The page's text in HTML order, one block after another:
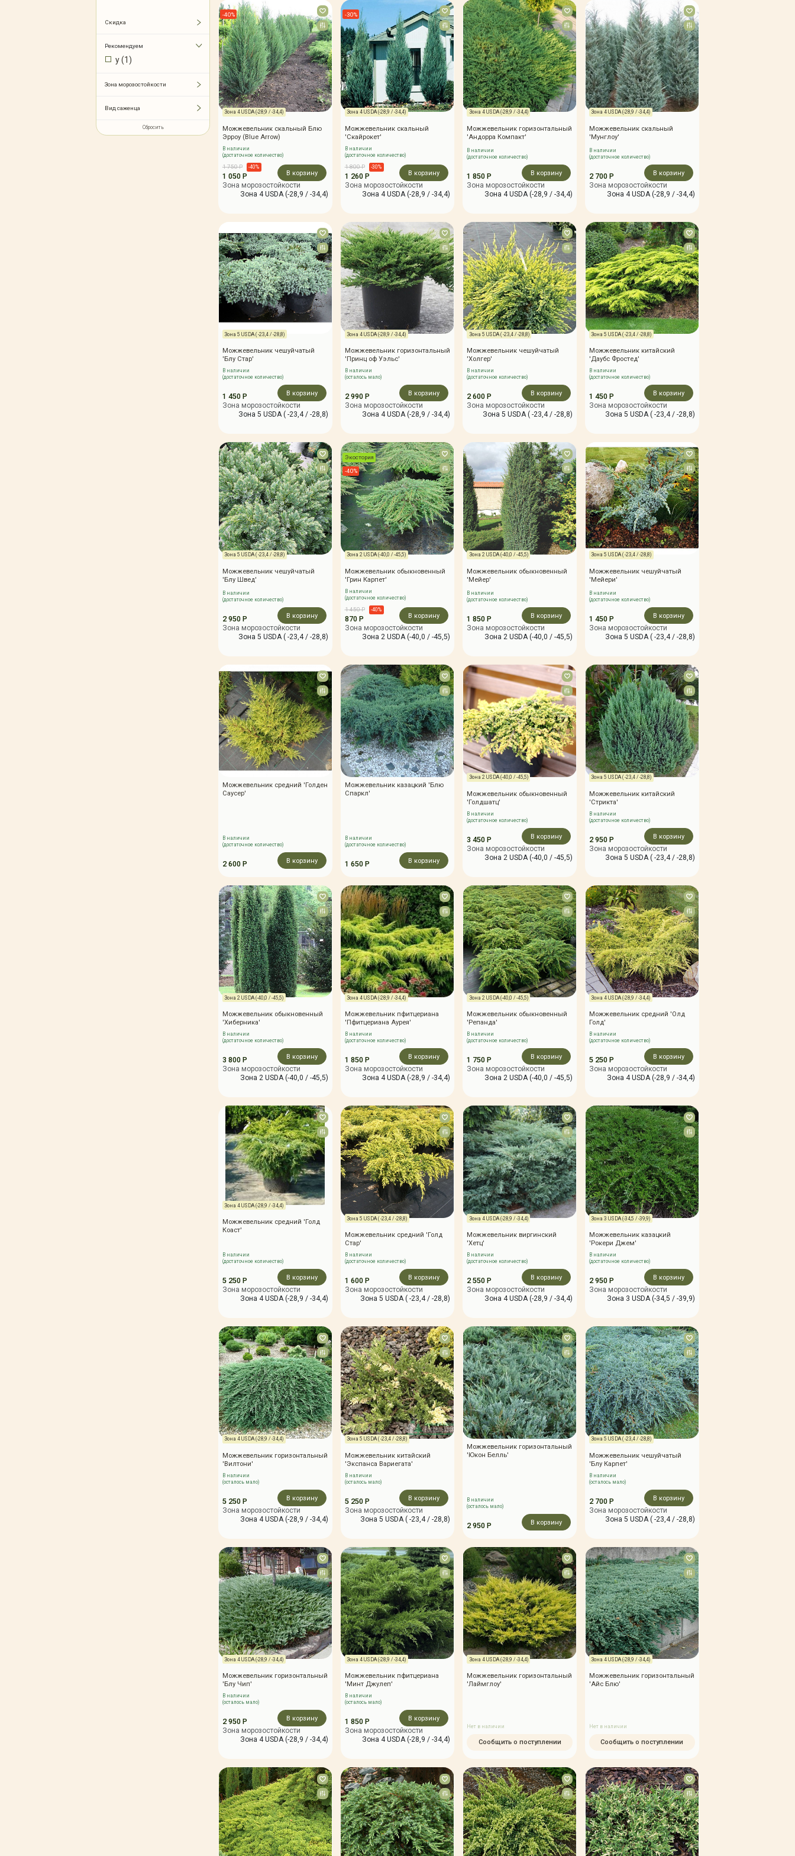
Консультации специалистов
Полезная литература
Системы скидок, программы
лояльности
Полезные советы
Скидка
Рекомендуем
y(1)
Зона морозостойкости
Вид саженца
Сбросить
-40%
Зона 4 USDA (-28,9 / -34,4)
Можжевельник скальный Блю
Эрроу (Blue Arrow)
В наличии
(достаточное количество)
1 750 Р -40%
1 050 Р В корзину
Зона морозостойкости
Зона 4 USDA (-28,9 / -34,4)
-30%
Зона 4 USDA (-28,9 / -34,4)
Можжевельник скальный
'Скайрокет'
В наличии
(достаточное количество)
1 800 Р -30%
1 260 Р В корзину
Зона морозостойкости
Зона 4 USDA (-28,9 / -34,4)
Зона 4 USDA (-28,9 / -34,4)
Можжевельник горизонтальный
'Андорра Компакт'
В наличии
(достаточное количество)
1 850 Р В корзину
Зона морозостойкости
Зона 4 USDA (-28,9 / -34,4)
Зона 4 USDA (-28,9 / -34,4)
Можжевельник скальный
'Мунглоу'
В наличии
(достаточное количество)
2 700 Р В корзину
Зона морозостойкости
Зона 4 USDA (-28,9 / -34,4)
Зона 5 USDA ( -23,4 / -28,8)
Можжевельник чешуйчатый
'Блу Стар'
В наличии
(достаточное количество)
1 450 Р В корзину
Зона морозостойкости
Зона 5 USDA ( -23,4 / -28,8)
Зона 4 USDA (-28,9 / -34,4)
Можжевельник горизонтальный
'Принц оф Уэльс'
В наличии
(осталось мало)
2 990 Р В корзину
Зона морозостойкости
Зона 4 USDA (-28,9 / -34,4)
Зона 5 USDA ( -23,4 / -28,8)
Можжевельник чешуйчатый
'Холгер'
В наличии
(достаточное количество)
2 600 Р В корзину
Зона морозостойкости
Зона 5 USDA ( -23,4 / -28,8)
Зона 5 USDA ( -23,4 / -28,8)
Можжевельник китайский
'Даубс Фростед'
В наличии
(достаточное количество)
1 450 Р В корзину
Зона морозостойкости
Зона 5 USDA ( -23,4 / -28,8)
Зона 5 USDA ( -23,4 / -28,8)
Можжевельник чешуйчатый
'Блу Швед'
В наличии
(достаточное количество)
2 950 Р В корзину
Зона морозостойкости
Зона 5 USDA ( -23,4 / -28,8)
Экостория
-40%
Зона 2 USDA (-40,0 / -45,5)
Можжевельник обыкновенный
'Грин Карпет'
В наличии
(достаточное количество)
1 450 Р -40%
870 Р В корзину
Зона морозостойкости
Зона 2 USDA (-40,0 / -45,5)
Зона 2 USDA (-40,0 / -45,5)
Можжевельник обыкновенный
'Мейер'
В наличии
(достаточное количество)
1 850 Р В корзину
Зона морозостойкости
Зона 2 USDA (-40,0 / -45,5)
Зона 5 USDA ( -23,4 / -28,8)
Можжевельник чешуйчатый
'Мейери'
В наличии
(достаточное количество)
1 450 Р В корзину
Зона морозостойкости
Зона 5 USDA ( -23,4 / -28,8)
Можжевельник средний 'Голден
Саусер'
В наличии
(достаточное количество)
2 600 Р В корзину
Можжевельник казацкий 'Блю
Спаркл'
В наличии
(достаточное количество)
1 650 Р В корзину
Зона 2 USDA (-40,0 / -45,5)
Можжевельник обыкновенный
'Голдшатц'
В наличии
(достаточное количество)
3 450 Р В корзину
Зона морозостойкости
Зона 2 USDA (-40,0 / -45,5)
Зона 5 USDA ( -23,4 / -28,8)
Можжевельник китайский
'Стрикта'
В наличии
(достаточное количество)
2 950 Р В корзину
Зона морозостойкости
Зона 5 USDA ( -23,4 / -28,8)
Зона 2 USDA (-40,0 / -45,5)
Можжевельник обыкновенный
'Хиберника'
В наличии
(достаточное количество)
3 800 Р В корзину
Зона морозостойкости
Зона 2 USDA (-40,0 / -45,5)
Зона 4 USDA (-28,9 / -34,4)
Можжевельник пфитцериана
'Пфитцериана Аурея'
В наличии
(достаточное количество)
1 850 Р В корзину
Зона морозостойкости
Зона 4 USDA (-28,9 / -34,4)
Зона 2 USDA (-40,0 / -45,5)
Можжевельник обыкновенный
'Репанда'
В наличии
(достаточное количество)
1 750 Р В корзину
Зона морозостойкости
Зона 2 USDA (-40,0 / -45,5)
Зона 4 USDA (-28,9 / -34,4)
Можжевельник средний 'Олд
Голд'
В наличии
(достаточное количество)
5 250 Р В корзину
Зона морозостойкости
Зона 4 USDA (-28,9 / -34,4)
Зона 4 USDA (-28,9 / -34,4)
Можжевельник средний 'Голд
Коаст'
В наличии
(достаточное количество)
5 250 Р В корзину
Зона морозостойкости
Зона 4 USDA (-28,9 / -34,4)
Зона 5 USDA ( -23,4 / -28,8)
Можжевельник средний 'Голд
Стар'
В наличии
(достаточное количество)
1 600 Р В корзину
Зона морозостойкости
Зона 5 USDA ( -23,4 / -28,8)
Зона 4 USDA (-28,9 / -34,4)
Можжевельник виргинский
'Хетц'
В наличии
(достаточное количество)
2 550 Р В корзину
Зона морозостойкости
Зона 4 USDA (-28,9 / -34,4)
Зона 3 USDA (-34,5 / -39,9)
Можжевельник казацкий
'Рокери Джем'
В наличии
(достаточное количество)
2 950 Р В корзину
Зона морозостойкости
Зона 3 USDA (-34,5 / -39,9)
Зона 4 USDA (-28,9 / -34,4)
Можжевельник горизонтальный
'Вилтони'
В наличии
(осталось мало)
5 250 Р В корзину
Зона морозостойкости
Зона 4 USDA (-28,9 / -34,4)
Зона 5 USDA ( -23,4 / -28,8)
Можжевельник китайский
'Экспанса Вариегата'
В наличии
(осталось мало)
5 250 Р В корзину
Зона морозостойкости
Зона 5 USDA ( -23,4 / -28,8)
Можжевельник горизонтальный
'Юкон Белль'
В наличии
(осталось мало)
2 950 Р В корзину
Зона 5 USDA ( -23,4 / -28,8)
Можжевельник чешуйчатый
'Блу Карпет'
В наличии
(осталось мало)
2 700 Р В корзину
Зона морозостойкости
Зона 5 USDA ( -23,4 / -28,8)
Зона 4 USDA (-28,9 / -34,4)
Можжевельник горизонтальный
'Блу Чип'
В наличии
(осталось мало)
2 950 Р В корзину
Зона морозостойкости
Зона 4 USDA (-28,9 / -34,4)
Зона 4 USDA (-28,9 / -34,4)
Можжевельник пфитцериана
'Минт Джулеп'
В наличии
(осталось мало)
1 850 Р В корзину
Зона морозостойкости
Зона 4 USDA (-28,9 / -34,4)
Зона 4 USDA (-28,9 / -34,4)
Можжевельник горизонтальный
'Лаймглоу'
Нет в наличии
Сообщить о поступлении
Зона 4 USDA (-28,9 / -34,4)
Можжевельник горизонтальный
'Айс Блю'
Нет в наличии
Сообщить о поступлении